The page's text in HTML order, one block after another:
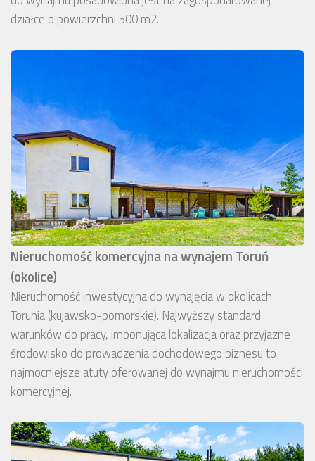
działce o powierzchni 500 m2.
Nieruchomość komercyjna na wynajem Toruń
(okolice)
Nieruchomość inwestycyjna do wynajęcia w okolicach
Torunia (kujawsko-pomorskie). Najwyższy standard
warunków do pracy, imponująca lokalizacja oraz przyjazne
środowisko do prowadzenia dochodowego biznesu to
najmocniejsze atuty oferowanej do wynajmu nieruchomości
komercyjnej.